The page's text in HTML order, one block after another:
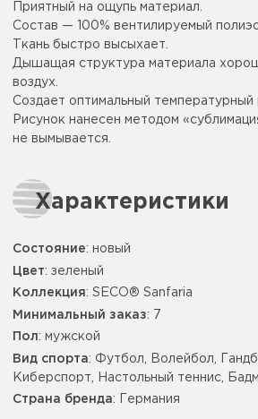
Приятный на ощупь материал.
Состав — 100% вентилируемый
Ткань быстро высыхает.
Дышащая структура материала
воздух.
Создает оптимальный температурный
Рисунок нанесен методом
не вымывается.
Характеристики
Состояние: новый
Цвет: зеленый
Коллекция : SECO® Sanfaria
Минимальный заказ: 7
Пол : мужской
Вид спорта: Футбол, Волейбол,
Киберспорт, Настольный теннис,
Страна бренда: Германия